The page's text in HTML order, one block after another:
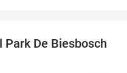
21%
De Biesbosch